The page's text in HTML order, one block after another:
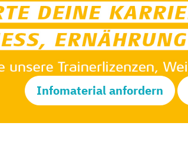
Infomaterial anfordern